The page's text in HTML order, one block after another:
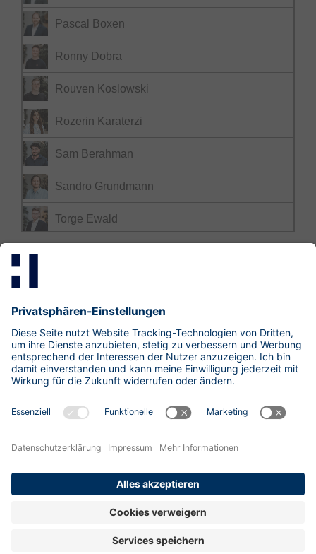
Pascal Boxen
Ronny Dobra
Rouven Koslowski
Rozerin Karaterzi
Sam Berahman
Sandro Grundmann
Torge Ewald
Mastodon
LinkedIn
Xing
Impressum
Datenschutzhinweise